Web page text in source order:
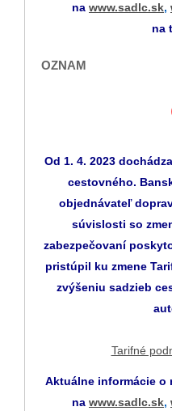
na www.sadlc.sk,
na
OZNAM
Od 1. 4. 2023
cestovného.
objednávateľ
súvislosti so
zabezpečovaní
pristúpil ku zmene
zvýšeniu sadzieb
Tarifné
Aktuálne informácie o
na www.sadlc.sk,